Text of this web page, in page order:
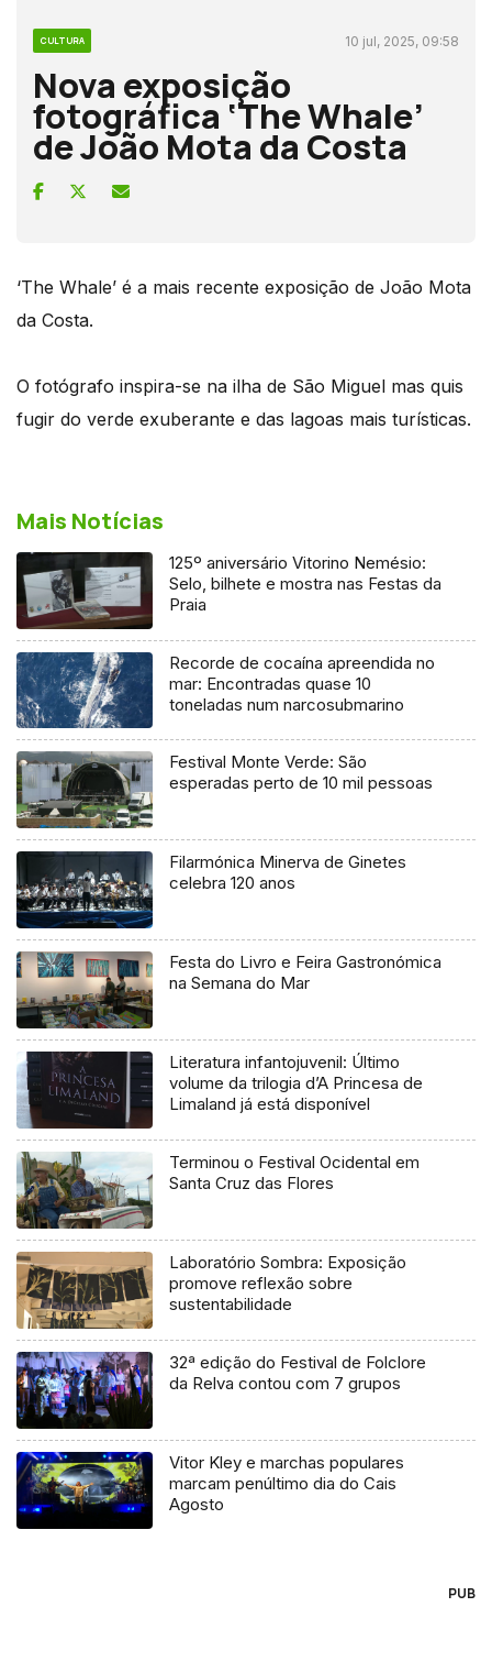
CULTURA 10 jul, 2025, 09:58
Nova exposição
fotográfica ‘The Whale’
de João Mota da Costa
‘The Whale’ é a mais recente exposição de João Mota
da Costa.
O fotógrafo inspira-se na ilha de São Miguel mas quis
fugir do verde exuberante e das lagoas mais turísticas.
Mais Notícias
125º aniversário Vitorino Nemésio:
Selo, bilhete e mostra nas Festas da
Praia
Recorde de cocaína apreendida no
mar: Encontradas quase 10
toneladas num narcosubmarino
Festival Monte Verde: São
esperadas perto de 10 mil pessoas
Filarmónica Minerva de Ginetes
celebra 120 anos
Festa do Livro e Feira Gastronómica
na Semana do Mar
Literatura infantojuvenil: Último
volume da trilogia d’A Princesa de
Limaland já está disponível
Terminou o Festival Ocidental em
Santa Cruz das Flores
Laboratório Sombra: Exposição
promove reflexão sobre
sustentabilidade
32ª edição do Festival de Folclore
da Relva contou com 7 grupos
Vitor Kley e marchas populares
marcam penúltimo dia do Cais
Agosto
PUB